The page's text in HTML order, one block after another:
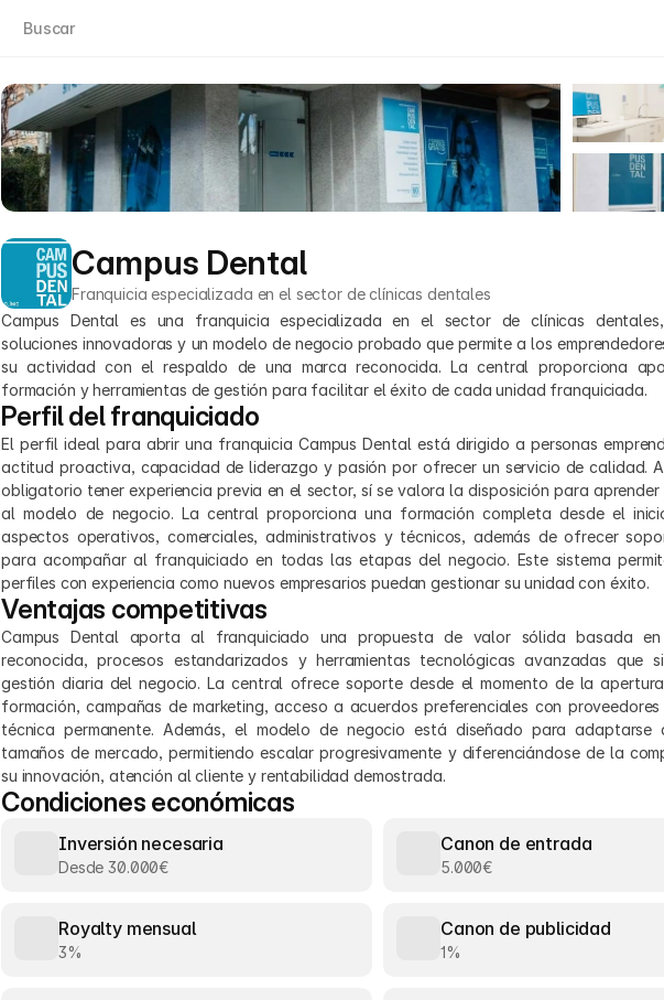
Buscar
Campus Dental
Franquicia especializada en el sector de clínicas dentales
Campus Dental es una franquicia especializada en el sector de clínicas
soluciones innovadoras y un modelo de negocio probado que permite a los
su actividad con el respaldo de una marca reconocida. La central proporciona
formación y herramientas de gestión para facilitar el éxito de cada unidad franquiciada.
Perfil del franquiciado
El perfil ideal para abrir una franquicia Campus Dental está dirigido a personas
actitud proactiva, capacidad de liderazgo y pasión por ofrecer un servicio de calidad.
obligatorio tener experiencia previa en el sector, sí se valora la disposición para
al modelo de negocio. La central proporciona una formación completa desde el
aspectos operativos, comerciales, administrativos y técnicos, además de ofrecer
para acompañar al franquiciado en todas las etapas del negocio. Este sistema
perfiles con experiencia como nuevos empresarios puedan gestionar su unidad con éxito.
Ventajas competitivas
Campus Dental aporta al franquiciado una propuesta de valor sólida basada
reconocida, procesos estandarizados y herramientas tecnológicas avanzadas que
gestión diaria del negocio. La central ofrece soporte desde el momento de la
formación, campañas de marketing, acceso a acuerdos preferenciales con
técnica permanente. Además, el modelo de negocio está diseñado para adaptarse
tamaños de mercado, permitiendo escalar progresivamente y diferenciándose de la
su innovación, atención al cliente y rentabilidad demostrada.
Condiciones económicas
Inversión necesaria
Desde 30.000€
Canon de entrada
5.000€
Royalty mensual
3%
Canon de publicidad
1%